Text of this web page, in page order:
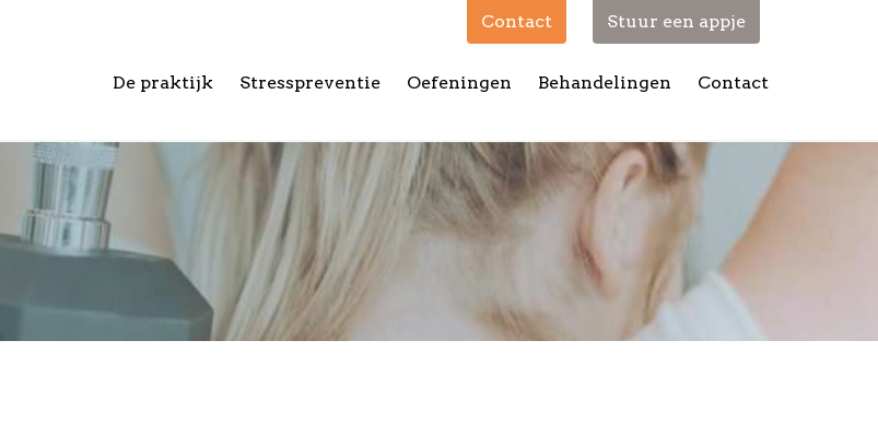
De praktijk Stresspreventie Oefeningen Behandelingen Contact
Contact Stuur een appje